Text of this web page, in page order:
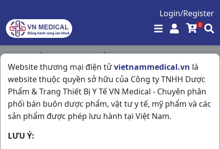
Login/Register
0
Website thương mại điện tửvietnammedical.vn là
website thuộc quyền sở hữu của Công ty TNHH Dược
Phẩm & Trang Thiết Bị Y Tế VN Medical - Chuyên phân
phối bán buôn dược phẩm, vật tư y tế, mỹ phẩm và các
sản phẩm được phép lưu hành tại Việt Nam.
LƯU Ý:
Trang chủ / Hóa - Mỹ Phẩm /
Lactacyd Baby Extra Milky C250ml Sanofi